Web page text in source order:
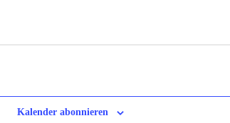
Kalender abonnieren